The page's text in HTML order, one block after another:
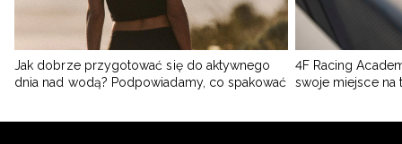
Jak dobrze przygotować się do aktywnego
dnia nad wodą? Podpowiadamy, co spakować
4F Racing
swoje miejsce na